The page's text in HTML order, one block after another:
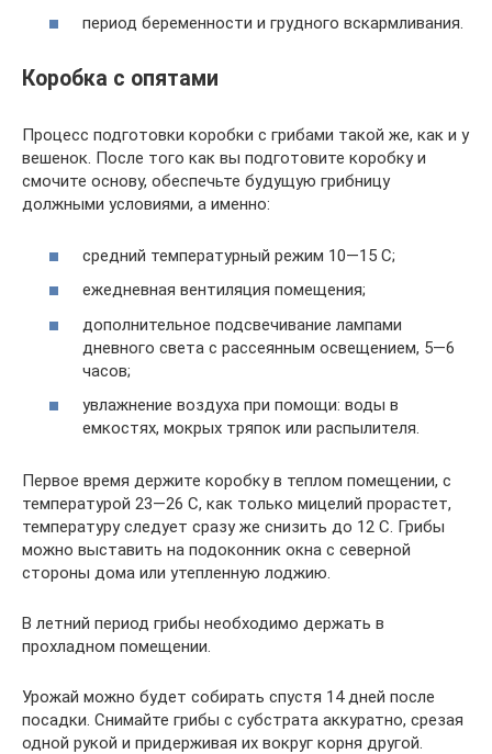
период беременности и грудного вскармливания.
Коробка с опятами
Процесс подготовки коробки с грибами такой же, как и у
вешенок. После того как вы подготовите коробку и
смочите основу, обеспечьте будущую грибницу
должными условиями, а именно:
средний температурный режим 10—15 С;
ежедневная вентиляция помещения;
дополнительное подсвечивание лампами
дневного света с рассеянным освещением, 5—6
часов;
увлажнение воздуха при помощи: воды в
емкостях, мокрых тряпок или распылителя.
Первое время держите коробку в теплом помещении, с
температурой 23—26 С, как только мицелий прорастет,
температуру следует сразу же снизить до 12 С. Грибы
можно выставить на подоконник окна с северной
стороны дома или утепленную лоджию.
В летний период грибы необходимо держать в
прохладном помещении.
Урожай можно будет собирать спустя 14 дней после
посадки. Снимайте грибы с субстрата аккуратно, срезая
одной рукой и придерживая их вокруг корня другой.